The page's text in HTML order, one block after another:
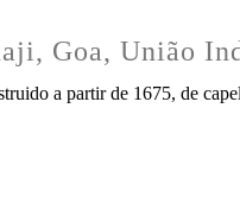
Goa, União
a partir de 1675, de